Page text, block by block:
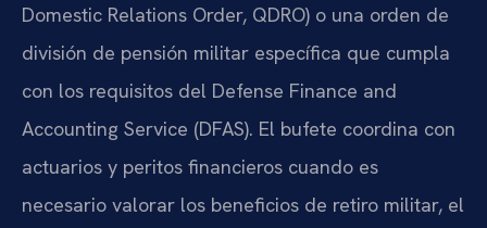
Domestic Relations Order, QDRO) o una orden de
división de pensión militar específica que cumpla
con los requisitos del Defense Finance and
Accounting Service (DFAS). El bufete coordina con
actuarios y peritos financieros cuando es
necesario valorar los beneficios de retiro militar, el